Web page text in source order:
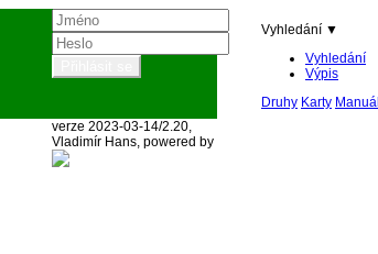
Vyhledání ▼
Vyhledání
Výpis
Druhy Karty Manuál
verze 2023-03-14/2.20,
Vladimír Hans, powered by